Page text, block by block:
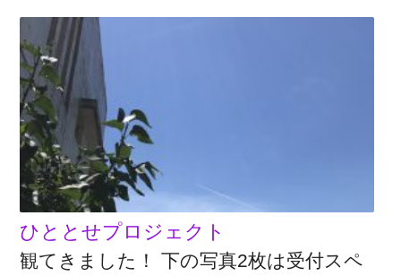
ひととせプロジェクト
観てきました！ 下の写真2枚は受付スペ